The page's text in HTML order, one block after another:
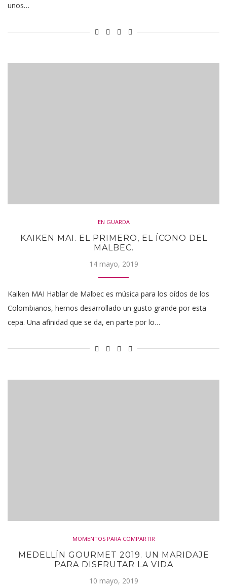
unos…
EN GUARDA
KAIKEN MAI. EL PRIMERO, EL ÍCONO DEL
MALBEC.
14 mayo, 2019
Kaiken MAI Hablar de Malbec es música para los oídos de los
Colombianos, hemos desarrollado un gusto grande por esta
cepa. Una afinidad que se da, en parte por lo…
MOMENTOS PARA COMPARTIR
MEDELLÍN GOURMET 2019. UN MARIDAJE
PARA DISFRUTAR LA VIDA
10 mayo, 2019